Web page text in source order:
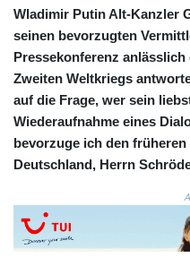
Wladimir Putin Alt-Kanzler
seinen bevorzugten
Pressekonferenz
Zweiten Weltkriegs
auf die Frage, wer sein
Wiederaufnahme eines
bevorzuge ich den
Deutschland, Herrn